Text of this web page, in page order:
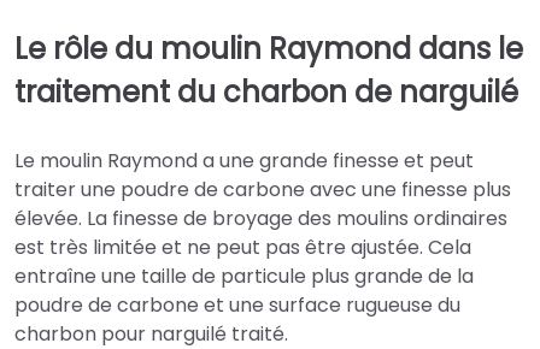
Le rôle du moulin Raymond dans le
traitement du charbon de narguilé
Le moulin Raymond a une grande finesse et peut
traiter une poudre de carbone avec une finesse plus
élevée. La finesse de broyage des moulins ordinaires
est très limitée et ne peut pas être ajustée. Cela
entraîne une taille de particule plus grande de la
poudre de carbone et une surface rugueuse du
charbon pour narguilé traité.